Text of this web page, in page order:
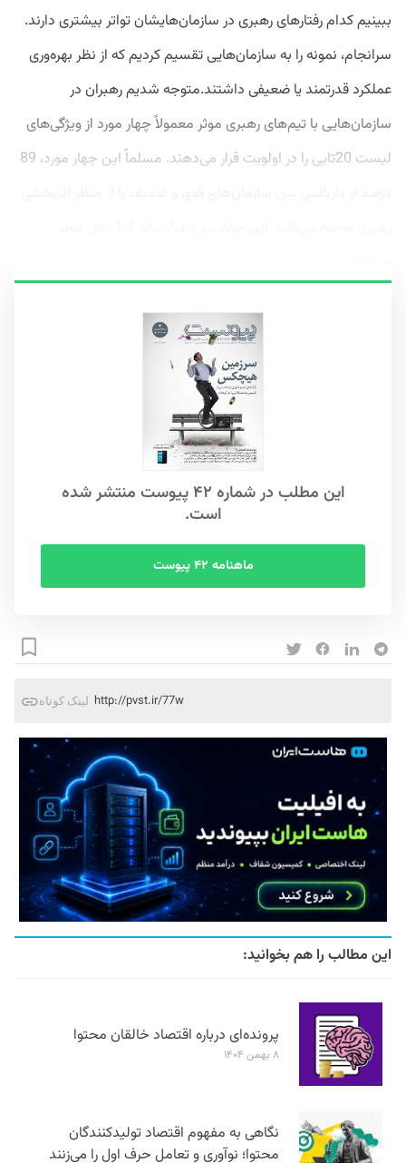
ببینیم کدام رفتارهای رهبری در سازمان‌هایشان تواتر بیشتری دارند.
سرانجام، نمونه را به سازمان‌هایی تقسیم‌ کردیم که از نظر بهره‌وری
عملکرد قدرتمند یا ضعیفی داشتند.متوجه شدیم رهبران در
سازمان‌هایی با تیم‌های رهبری موثر معمولاً چهار مورد از ویژگی‌های
لیست 20تایی را در اولویت قرار می‌دهند. مسلماً این چهار مورد، 89
این مطلب در شماره ۴۲ پیوست منتشر شده
است.
ماهنامه ۴۲ پیوست
لینک کوتاه http://pvst.ir/77w
این مطالب را هم بخوانید:
پرونده‌ای درباره اقتصاد خالقان محتوا
۸ بهمن ۱۴۰۴
نگاهی به مفهوم اقتصاد تولیدکنندگان
محتوا؛ نوآوری و تعامل حرف اول را می‌زنند